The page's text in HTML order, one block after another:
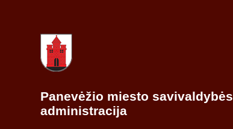
Panevėžio miesto savivaldybės
administracija